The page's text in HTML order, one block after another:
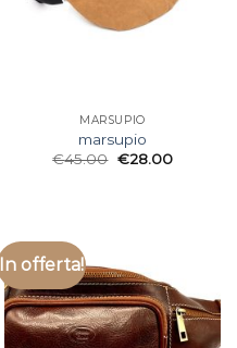
MARSUPIO
marsupio
€45.00 €28.00
In offerta!